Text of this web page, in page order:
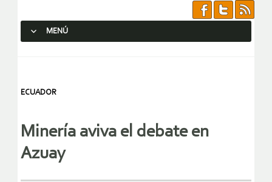
MENÚ
ECUADOR
Minería aviva el debate en
Azuay